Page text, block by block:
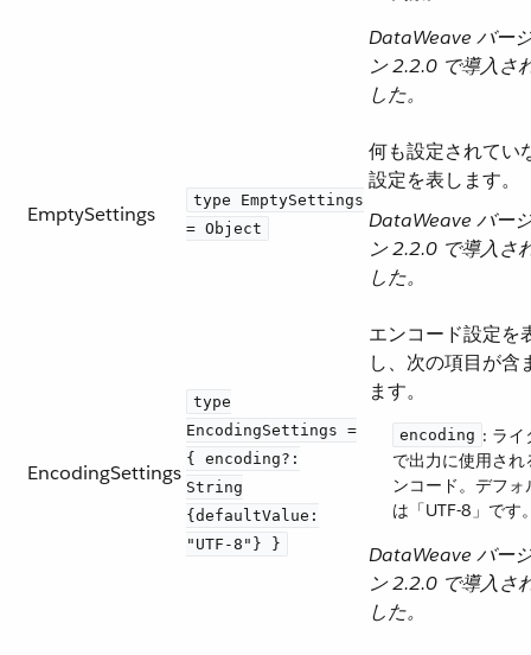
DataWeave バー
ン 2.2.0 で導入さ
した。
EmptySettings
type EmptySettings
= Object
何も設定されてい
設定を表します。
DataWeave バー
ン 2.2.0 で導入さ
した。
EncodingSettings
type
EncodingSettings =
{ encoding?:
String
{defaultValue:
"UTF-8"} }
エンコード設定を
し、次の項目が含
ます。
encoding ​: ライ
で出力に使用され
ンコード。デフォ
は「UTF-8」です
DataWeave バー
ン 2.2.0 で導入さ
した。